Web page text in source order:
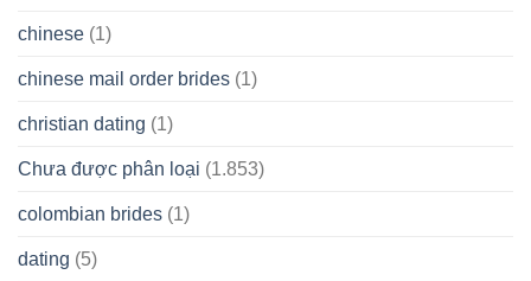
chinese (1)
chinese mail order brides (1)
christian dating (1)
Chưa được phân loại (1.853)
colombian brides (1)
dating (5)